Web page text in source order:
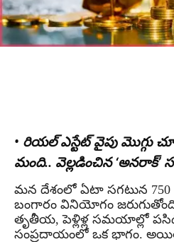
• రియల్ ఎస్టేట్ వైపు మొగ్గు
మంది.. వెల్లడించిన ‘అనరాక్’
మన దేశంలో ఏటా సగటున 750
బంగారం వినియోగం
తృతీయ, పెళ్లిళ్ల సమయాల్లో
సంప్రదాయంలో ఒక భాగం.